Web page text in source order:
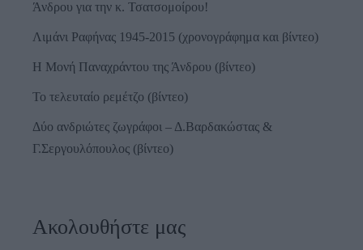
Άνδρου για την κ. Τσατσομοίρου!
Λιμάνι Ραφήνας 1945-2015 (χρονογράφημα και βίντεο)
Η Μονή Παναχράντου της Άνδρου (βίντεο)
Το τελευταίο ρεμέτζο (βίντεο)
Δύο ανδριώτες ζωγράφοι – Δ.Βαρδακώστας &
Γ.Σεργουλόπουλος (βίντεο)
Ακολουθήστε μας